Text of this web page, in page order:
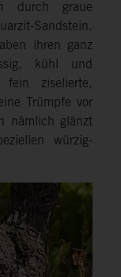
durch graue
Sandstein.
ihren ganz
kühl und
ziselierte,
Trümpfe vor
nämlich glänzt
würzig-